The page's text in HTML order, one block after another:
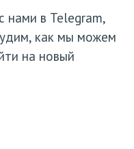
нами в Telegram,
как мы можем
на новый